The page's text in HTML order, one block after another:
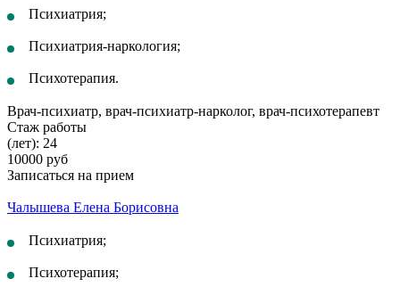
Психиатрия;
Психиатрия-наркология;
Психотерапия.
Врач-психиатр, врач-психиатр-нарколог, врач-психотерапевт
Стаж работы
(лет): 24
10000 руб
Записаться на прием
Чалышева Елена Борисовна
Психиатрия;
Психотерапия;